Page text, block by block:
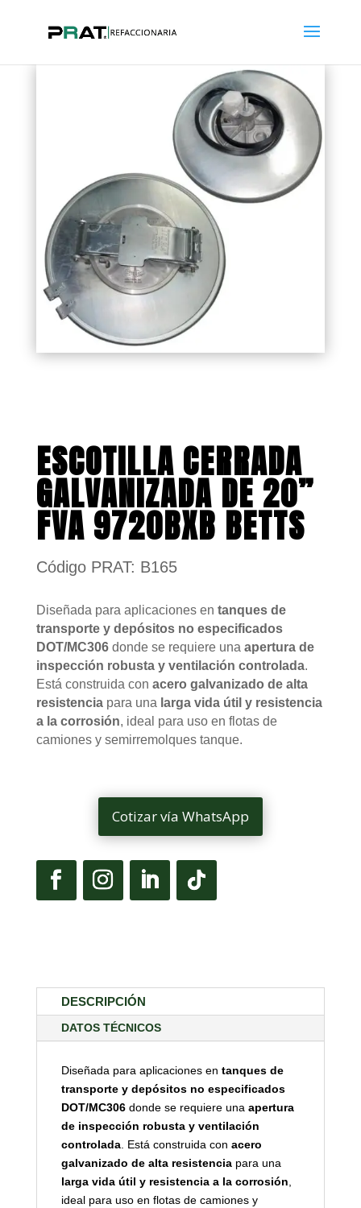
ESCOTILLA CERRADA
GALVANIZADA DE 20”
FVA 9720BXB BETTS
Código PRAT: B165
Diseñada para aplicaciones en tanques de
transporte y depósitos no especificados
DOT/MC306donde se requiere una apertura de
inspección robusta y ventilación controlada.
Está construida con acero galvanizado de alta
resistenciapara una larga vida útil y resistencia
a la corrosión, ideal para uso en flotas de
camiones y semirremolques tanque.
Cotizar vía WhatsApp
DESCRIPCIÓN
DATOS TÉCNICOS
Diseñada para aplicaciones en tanques de
transporte y depósitos no especificados
DOT/MC306donde se requiere una apertura
de inspección robusta y ventilación
controlada. Está construida con acero
galvanizado de alta resistenciapara una
larga vida útil y resistencia a la corrosión,
ideal para uso en flotas de camiones y